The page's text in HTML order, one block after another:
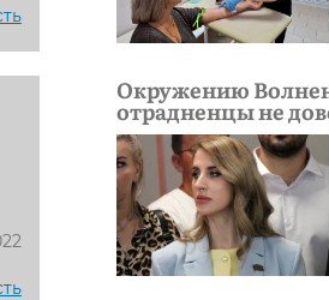
Окружению
отрадненцы не